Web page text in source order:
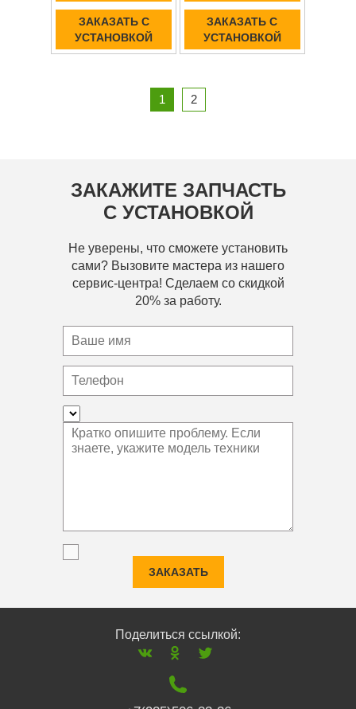
ЗАКАЗАТЬ С
УСТАНОВКОЙ
ЗАКАЗАТЬ С
УСТАНОВКОЙ
1 2
ЗАКАЖИТЕ ЗАПЧАСТЬ
С УСТАНОВКОЙ
Не уверены, что сможете установить
сами? Вызовите мастера из нашего
сервис-центра! Сделаем со скидкой
20% за работу.
ЗАКАЗАТЬ
Поделиться ссылкой: